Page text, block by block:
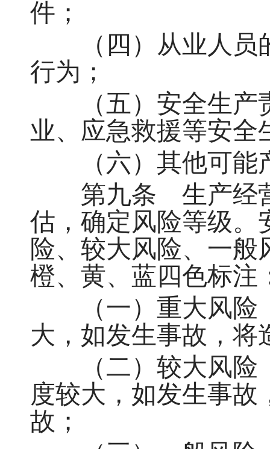
件；
（四）从业人员的
行为；
（五）安全生产责
业、应急救援等安全
（六）其他可能
第九条 生产经营
估，确定风险等级。
险、较大风险、一
橙、黄、蓝四色标注
（一）重大风险（
大，如发生事故，将
（二）较大风险（
度较大，如发生事
故；